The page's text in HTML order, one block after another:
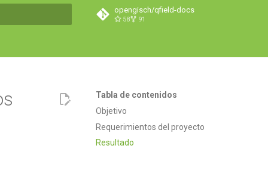
opengisch/qfield-docs
58 91
Tabla de contenidos
Objetivo
Requerimientos del proyecto
Resultado